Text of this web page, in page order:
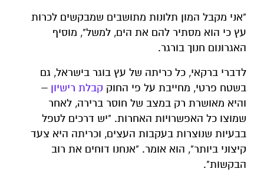
"אני מקבל המון תלונות מתושבים שמבקשים לכרות
עץ כי הוא מסתיר להם את הים, למשל", מוסיף
האגרונום חנוך בורגר.
לדברי ברקאי, כל כריתה של עץ בוגר בישראל, גם
בשטח פרטי, מחייבת על פי החוק קבלת רישיון –
והיא מאושרת רק במצב של חוסר ברירה, לאחר
שמוצו כל האפשרויות האחרות. "יש דרכים לטפל
בבעיות שנוצרות בעקבות העצים, וכריתה היא צעד
קיצוני ביותר", הוא אומר. "אנחנו דוחים את רוב
הבקשות".